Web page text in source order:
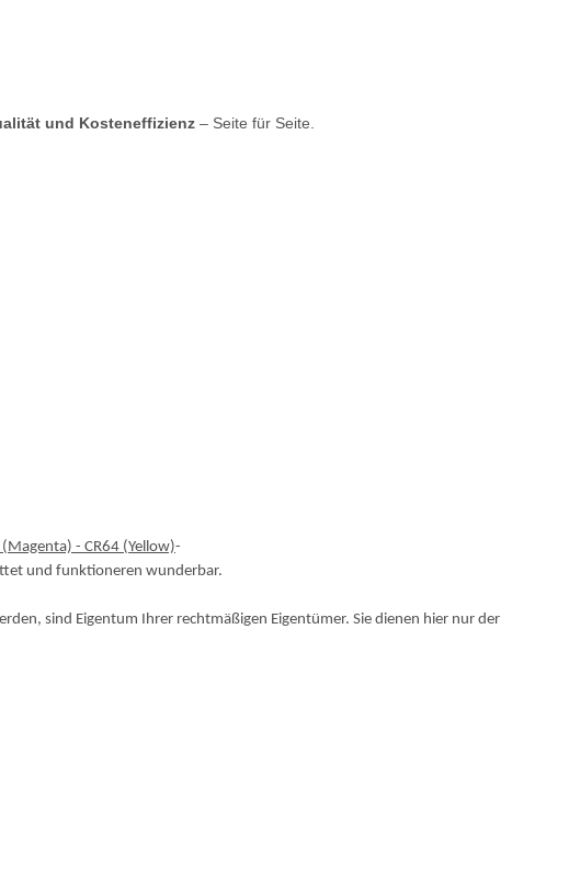
und Kosteneffizienz – Seite für Seite.
- CR64 (Yellow)-
und funktioneren wunderbar.
sind Eigentum Ihrer rechtmäßigen Eigentümer. Sie dienen hier nur der